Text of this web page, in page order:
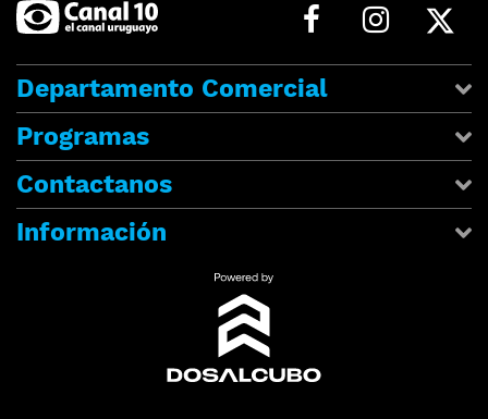
Departamento Comercial
Programas
Contactanos
Información